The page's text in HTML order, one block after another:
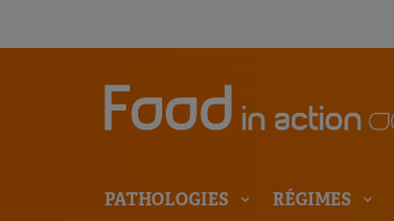
PATHOLOGIES RÉGIMES